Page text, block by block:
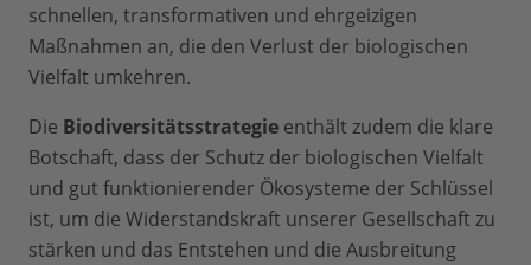
schnellen, transformativen und ehrgeizigen
Maßnahmen an, die den Verlust der biologischen
Vielfalt umkehren.
Die Biodiversitätsstrategie enthält zudem die klare
Botschaft, dass der Schutz der biologischen Vielfalt
und gut funktionierender Ökosysteme der Schlüssel
ist, um die Widerstandskraft unserer Gesellschaft zu
stärken und das Entstehen und die Ausbreitung